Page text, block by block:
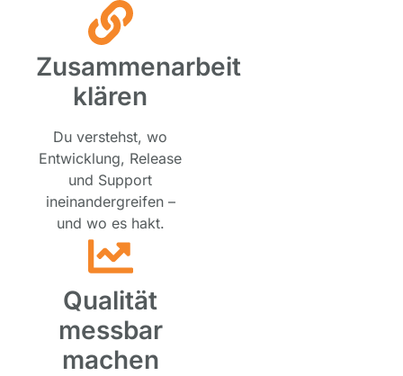
Zusammenarbeit
klären
Du verstehst, wo
Entwicklung, Release
und Support
ineinandergreifen –
und wo es hakt.
Qualität
messbar
machen